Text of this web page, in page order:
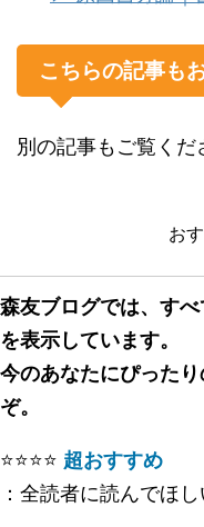
こちらの記事も
別の記事もご覧くだ
お
森友ブログでは、すべ
を表示しています。
今のあなたにぴった
ぞ。
⭐️⭐️⭐️⭐️ 超おすすめ
：全読者に読んでほ